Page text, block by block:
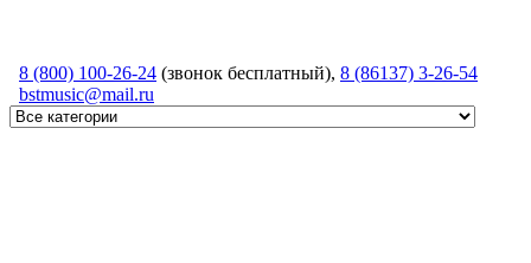
8 (800) 100-26-24 (звонок бесплатный), 8 (86137) 3-26-54
bstmusic@mail.ru